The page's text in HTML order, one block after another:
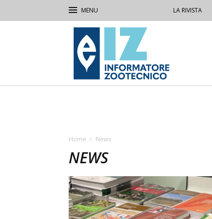
LA RIVISTA
IZ
Informatore
Zootecnico
Home News
NEWS